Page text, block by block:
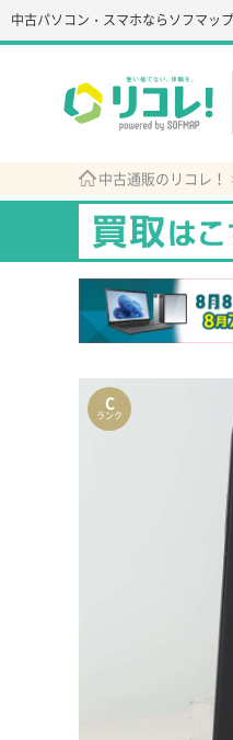
中古パソコン・スマホならソフマッ
中古通販のリコレ！
C
ランク